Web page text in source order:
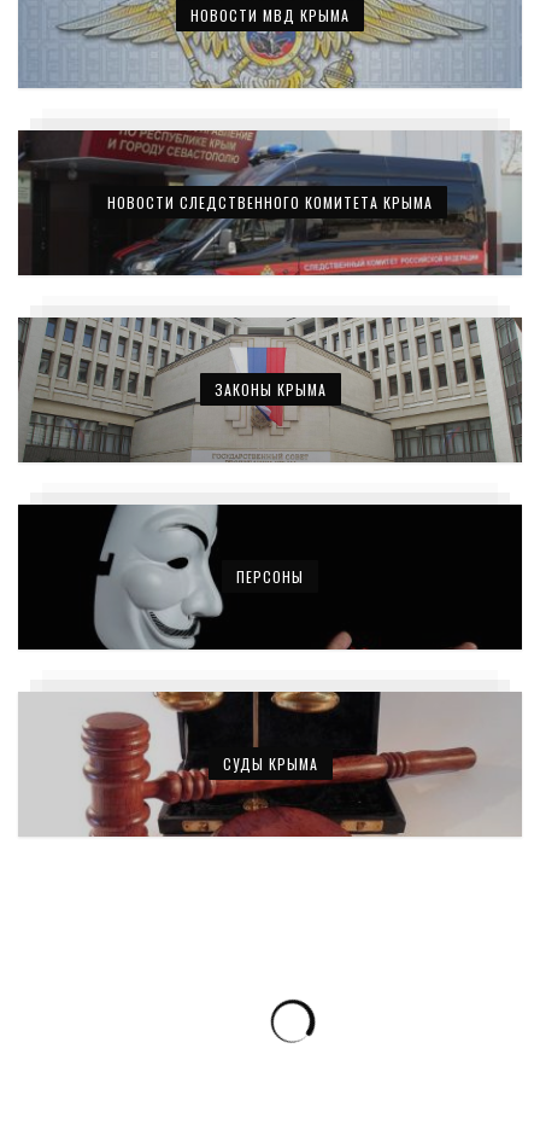
НОВОСТИ МВД КРЫМА
НОВОСТИ СЛЕДСТВЕННОГО КОМИТЕТА КРЫМА
ЗАКОНЫ КРЫМА
ПЕРСОНЫ
СУДЫ КРЫМА